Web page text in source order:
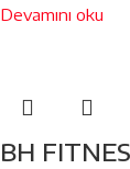
Devamını oku
BH